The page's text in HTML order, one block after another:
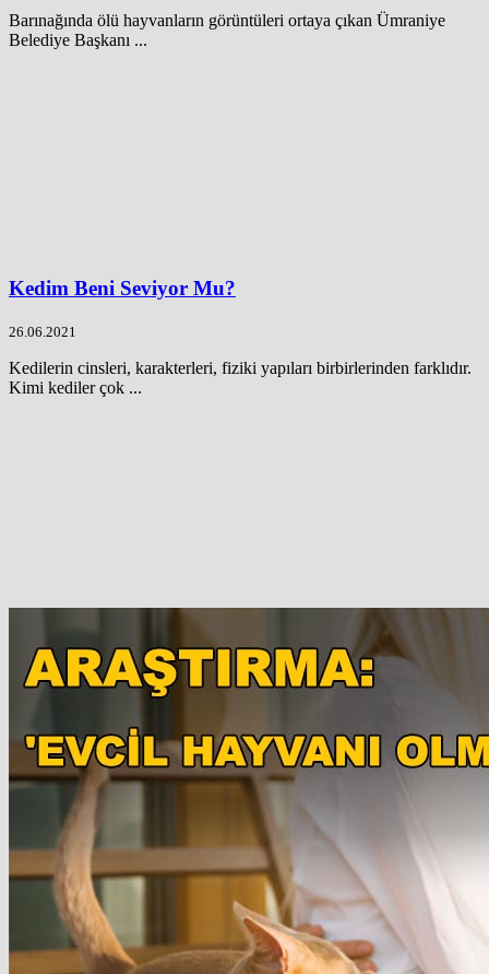
Barınağında ölü hayvanların görüntüleri ortaya çıkan Ümraniye
Belediye Başkanı ...
Kedim Beni Seviyor Mu?
26.06.2021
Kedilerin cinsleri, karakterleri, fiziki yapıları birbirlerinden farklıdır.
Kimi kediler çok ...